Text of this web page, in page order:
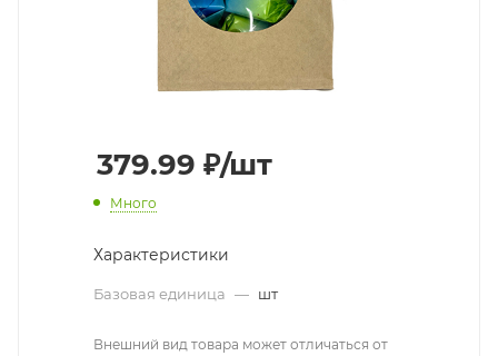
379.99 ₽/шт
Много
Характеристики
Базовая единица — шт
Внешний вид товара может отличаться от